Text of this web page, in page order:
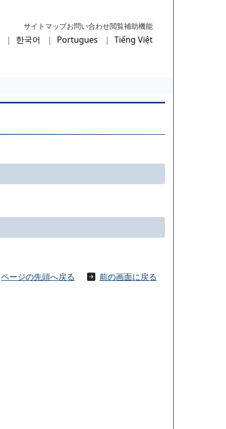
サイトマップお問い合わせ閲覧補助機能
한국어 Portugues Tiếng Việt
ページの先頭へ戻る
前の画面に戻る